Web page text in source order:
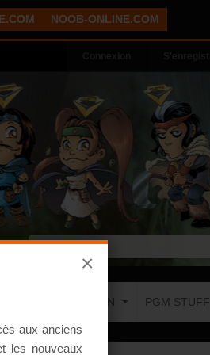
NOOB-ONLINE.COM
×
aux anciens
les nouveaux
COMMUNICATION PGM STUFF